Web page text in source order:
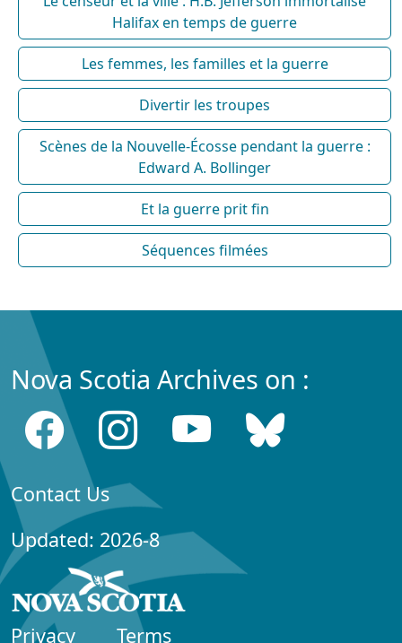
Halifax en temps de guerre
Les femmes, les familles et la guerre
Divertir les troupes
Scènes de la Nouvelle-Écosse pendant la guerre :
Edward A. Bollinger
Et la guerre prit fin
Séquences filmées
Nova Scotia Archives on :
Contact Us
Updated: 2026-8
Privacy Terms